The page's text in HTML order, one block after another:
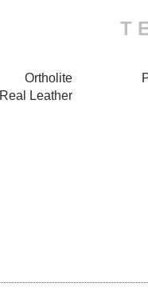
Ortholite
Real Leather